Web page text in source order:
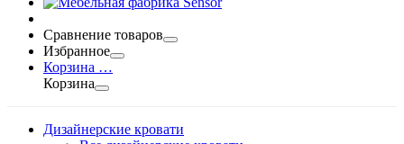
Сравнение товаров
Избранное
Корзина …
Корзина
Дизайнерские кровати